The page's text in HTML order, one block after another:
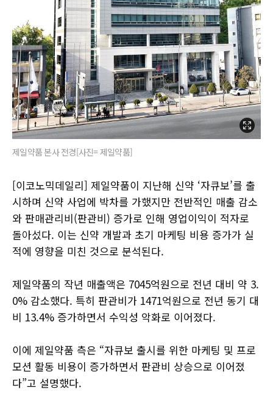
제일약품 본사 전경[사진= 제일약품]
[이코노믹데일리] 제일약품이 지난해 신약 ‘자큐보’를 출
시하며 신약 사업에 박차를 가했지만 전반적인 매출 감소
와 판매관리비(판관비) 증가로 인해 영업이익이 적자로
돌아섰다. 이는 신약 개발과 초기 마케팅 비용 증가가 실
적에 영향을 미친 것으로 분석된다.
제일약품의 작년 매출액은 7045억원으로 전년 대비 약 3.
0% 감소했다. 특히 판관비가 1471억원으로 전년 동기 대
비 13.4% 증가하면서 수익성 악화로 이어졌다.
이에 제일약품 측은 “자큐보 출시를 위한 마케팅 및 프로
모션 활동 비용이 증가하면서 판관비 상승으로 이어졌
다”고 설명했다.